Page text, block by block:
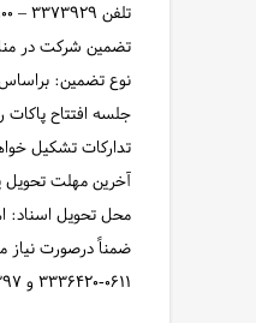
تلفن ۳۳۷۳۹۲۹ – ۳۳۷۳۹۰۰-۳۳۷۲۴۵۱ – ۳۳۷۴۳۵۸ - ۰۶۱۱ - - - فاکس ۳۳۷۰۲۱۶-۰۶۱۱
تضمین شرکت در مناقصه::
نوع تضمین: براساس بخشنامه ۴۲۹۵۶ / ت ۲۸۴۹۳ ه ۱۱/۸ / ۱۳۸۲
تدارکات تشکیل
آخرین مهلت تحویل پیشنهادات ساعت ۹ صبح
محل تحویل اسناد:
ضمناً درصورت نیاز
۳۳۳۶۴۲۰-۰۶۱۱ و ۳۱۲۵۳۹۷-۰۶۱۱